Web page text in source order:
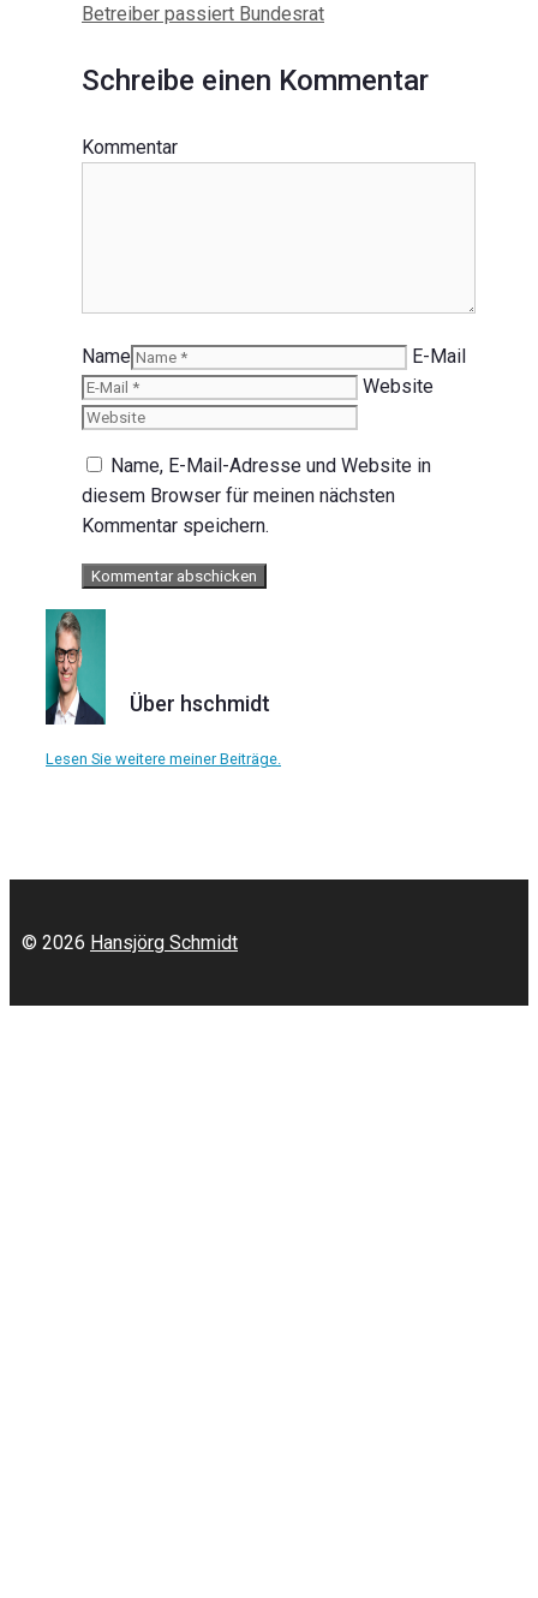
Betreiber passiert Bundesrat
Schreibe einen Kommentar
Kommentar
Name
E-Mail
Website
Name, E-Mail-Adresse und Website in
diesem Browser für meinen nächsten
Kommentar speichern.
Über hschmidt
Lesen Sie weitere meiner Beiträge.
© 2026 Hansjörg Schmidt